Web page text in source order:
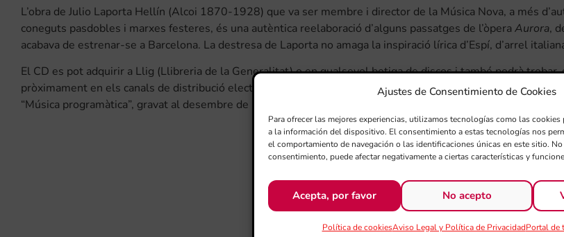
Ajustes de Consentimiento de Cookies
Para ofrecer las mejores experiencias, utilizamos tecnologías como las cookies
a la información del dispositivo. El consentimiento a estas tecnologías nos
el comportamiento de navegación o las identificaciones únicas en este sitio.
consentimiento, puede afectar negativamente a ciertas características y
Acepta, por favor No acepto
Política de cookiesAviso Legal y Política de PrivacidadPortal de
L’obra de Julio Laporta Hellín (Alcoi 1870-1928) que va ser membre i director de la Música Nova, a més
coneguts pasdobles i marxes festeres, és una autèntica reelaboració d’alguns passatges de l’òpera Aurora,
acabava de estrenar-se a Barcelona. La destresa de Laporta no amaga la inspiració lírica d’Espí, d’arrel
El CD es pot adquirir a Llig (Llibreria de la Generalitat) o en qualsevol botiga de discos i també podrà
pròximament en els canals de distribució electrònica més habituals, com succeeix ja amb el primer disc de la
“Música programàtica”, gravat al desembre de 2016.